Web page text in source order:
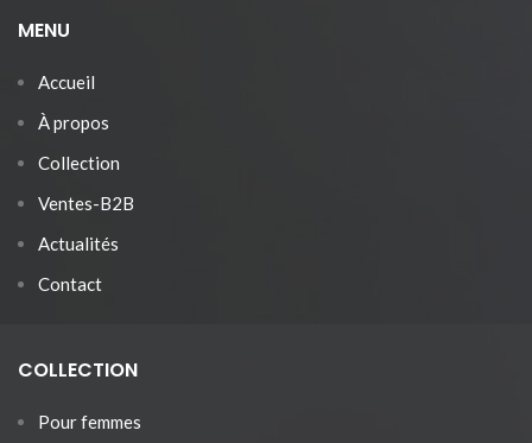
MENU
Accueil
À propos
Collection
Ventes-B2B
Actualités
Contact
COLLECTION
Pour femmes